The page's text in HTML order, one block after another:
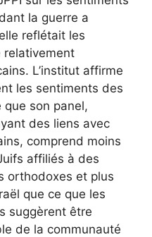
la guerre a
reflétait les
relativement
L’institut affirme
les sentiments des
que son panel,
des liens avec
comprend moins
affiliés à des
orthodoxes et plus
que ce que les
suggèrent être
de la communauté